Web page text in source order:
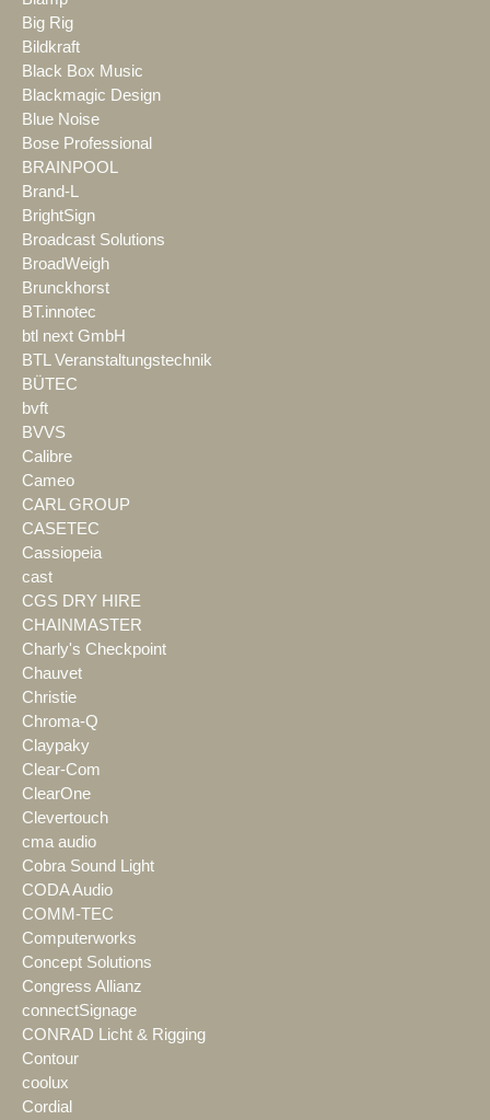
Big Rig
Bildkraft
Black Box Music
Blackmagic Design
Blue Noise
Bose Professional
BRAINPOOL
Brand-L
BrightSign
Broadcast Solutions
BroadWeigh
Brunckhorst
BT.innotec
btl next GmbH
BTL Veranstaltungstechnik
BÜTEC
bvft
BVVS
Calibre
Cameo
CARL GROUP
CASETEC
Cassiopeia
cast
CGS DRY HIRE
CHAINMASTER
Charly's Checkpoint
Chauvet
Christie
Chroma-Q
Claypaky
Clear-Com
ClearOne
Clevertouch
cma audio
Cobra Sound Light
CODA Audio
COMM-TEC
Computerworks
Concept Solutions
Congress Allianz
connectSignage
CONRAD Licht & Rigging
Contour
coolux
Cordial